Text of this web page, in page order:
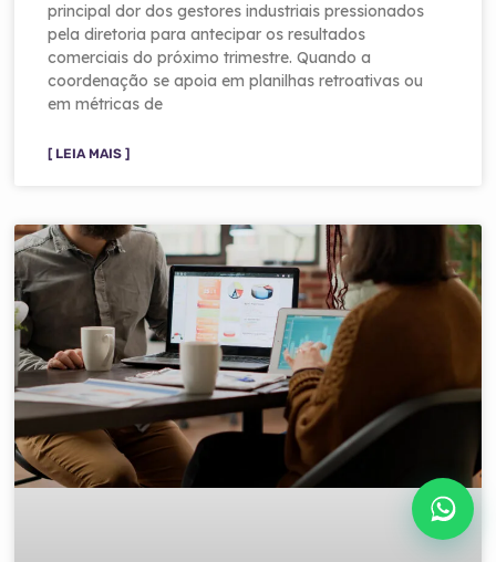
principal dor dos gestores industriais pressionados
pela diretoria para antecipar os resultados
comerciais do próximo trimestre. Quando a
coordenação se apoia em planilhas retroativas ou
em métricas de
[ LEIA MAIS ]